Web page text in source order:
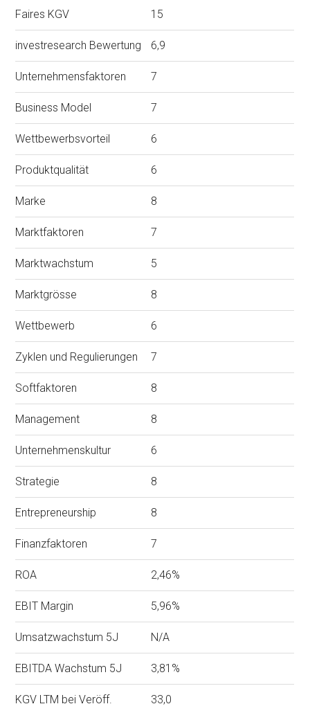
Faires KGV 15
investresearch Bewertung 6,9
Unternehmensfaktoren 7
Business Model 7
Wettbewerbsvorteil 6
Produktqualität 6
Marke 8
Marktfaktoren 7
Marktwachstum 5
Marktgrösse 8
Wettbewerb 6
Zyklen und Regulierungen 7
Softfaktoren 8
Management 8
Unternehmenskultur 6
Strategie 8
Entrepreneurship 8
Finanzfaktoren 7
ROA 2,46%
EBIT Margin 5,96%
Umsatzwachstum 5J N/A
EBITDA Wachstum 5J 3,81%
KGV LTM bei Veröff. 33,0